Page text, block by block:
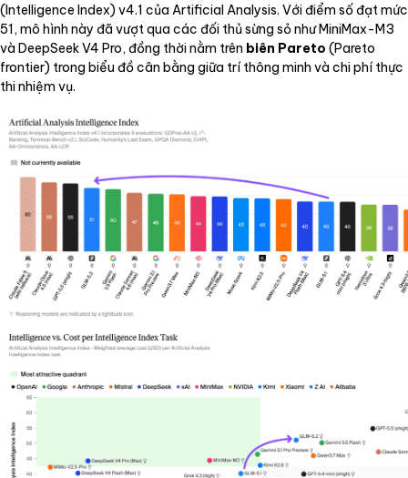
(Intelligence Index) v4.1 của Artificial Analysis. Với điểm số đạt mức
51, mô hình này đã vượt qua các đối thủ sừng sỏ như MiniMax-M3
và DeepSeek V4 Pro, đồng thời nằm trên biên Pareto (Pareto
frontier) trong biểu đồ cân bằng giữa trí thông minh và chi phí thực
thi nhiệm vụ.